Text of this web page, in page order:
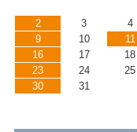
2
3 4
9
10 11
16
17 18
23
24 25
30
31